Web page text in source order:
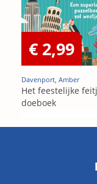
€ 2,99
Davenport, Amber
Het feestelijke
doeboek